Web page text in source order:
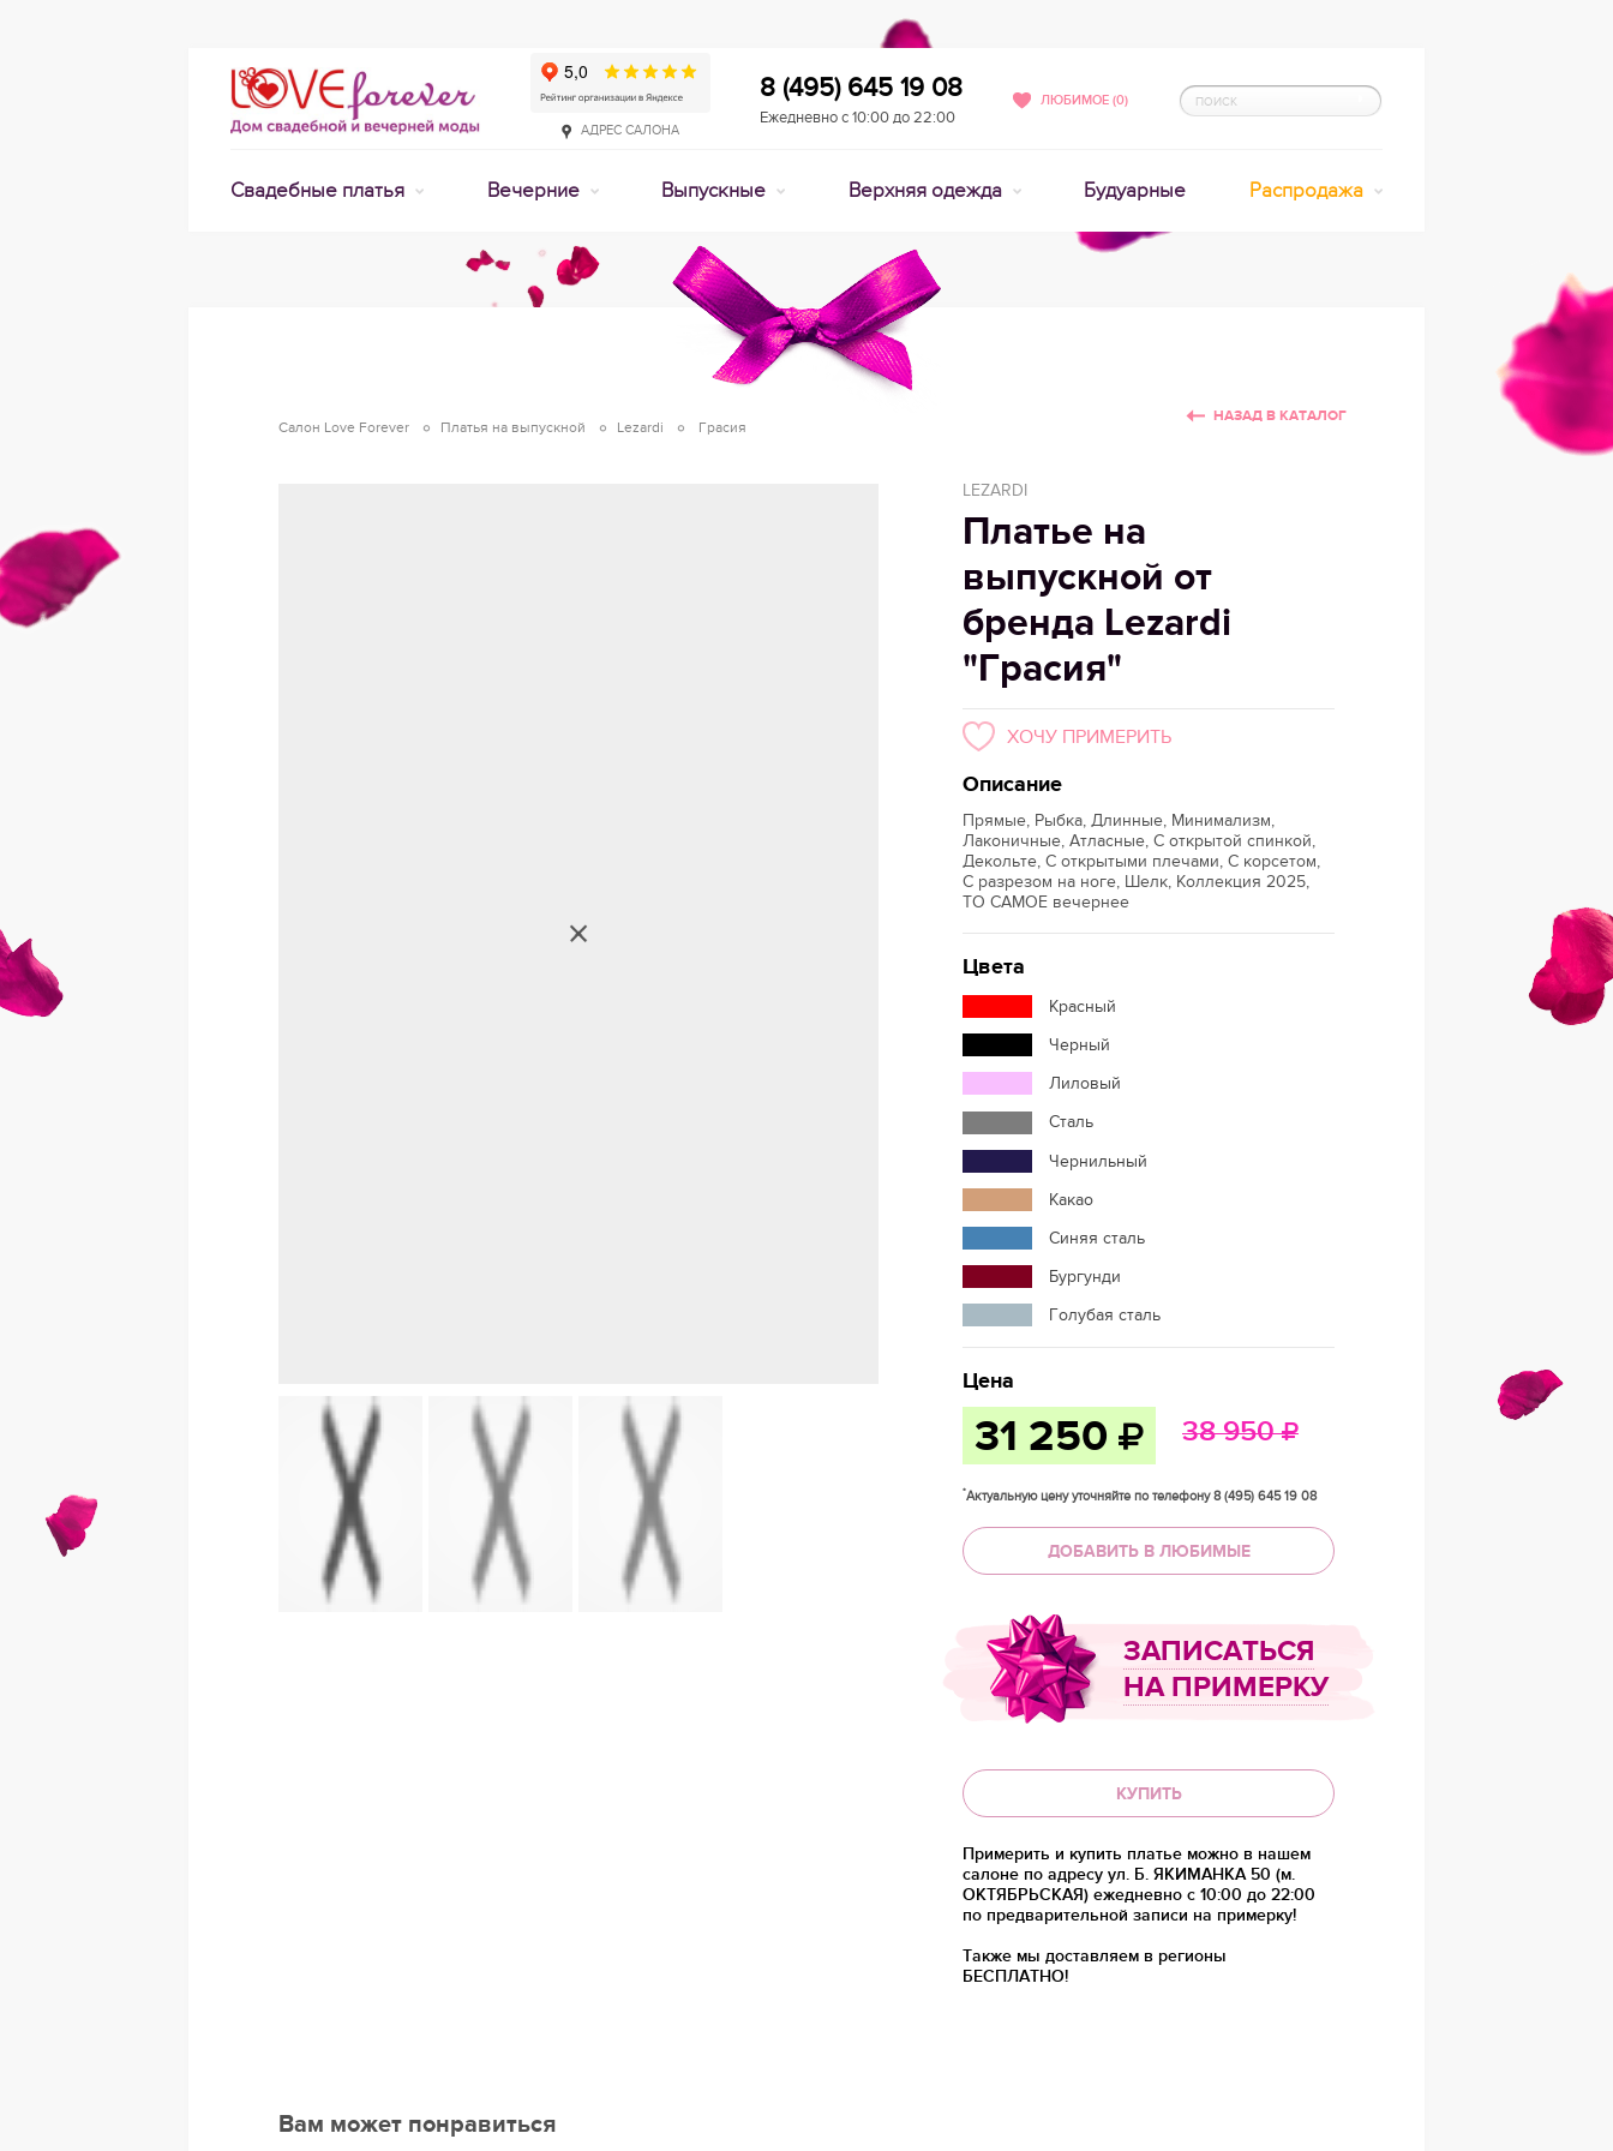
АДРЕС САЛОНА
8 (495) 645 19 08
Ежедневно с 10:00 до 22:00
ЛЮБИМОЕ (0)
Свадебные платья Вечерние Выпускные Верхняя одежда Будуарные Распродажа
НАЗАД В КАТАЛОГ
Салон Love Forever Платья на выпускной Lezardi Грасия
LEZARDI
Платье на
выпускной от
бренда Lezardi
"Грасия"
ХОЧУ ПРИМЕРИТЬ
Описание
Прямые, Рыбка, Длинные, Минимализм,
Лаконичные, Атласные, С открытой спинкой,
Декольте, С открытыми плечами, С корсетом,
С разрезом на ноге, Шелк, Коллекция 2025,
ТО САМОЕ вечернее
Цвета
Красный
Черный
Лиловый
Сталь
Чернильный
Какао
Синяя сталь
Бургунди
Голубая сталь
Цена
31 250 38 950
*Актуальную цену уточняйте по телефону 8 (495) 645 19 08
ДОБАВИТЬ В ЛЮБИМЫЕ
ЗАПИСАТЬСЯ
НА ПРИМЕРКУ
КУПИТЬ
Примерить и купить платье можно в нашем
салоне по адресу ул. Б. ЯКИМАНКА 50 (м.
ОКТЯБРЬСКАЯ) ежедневно с 10:00 до 22:00
по предварительной записи на примерку!
Также мы доставляем в регионы
БЕСПЛАТНО!
Вам может понравиться